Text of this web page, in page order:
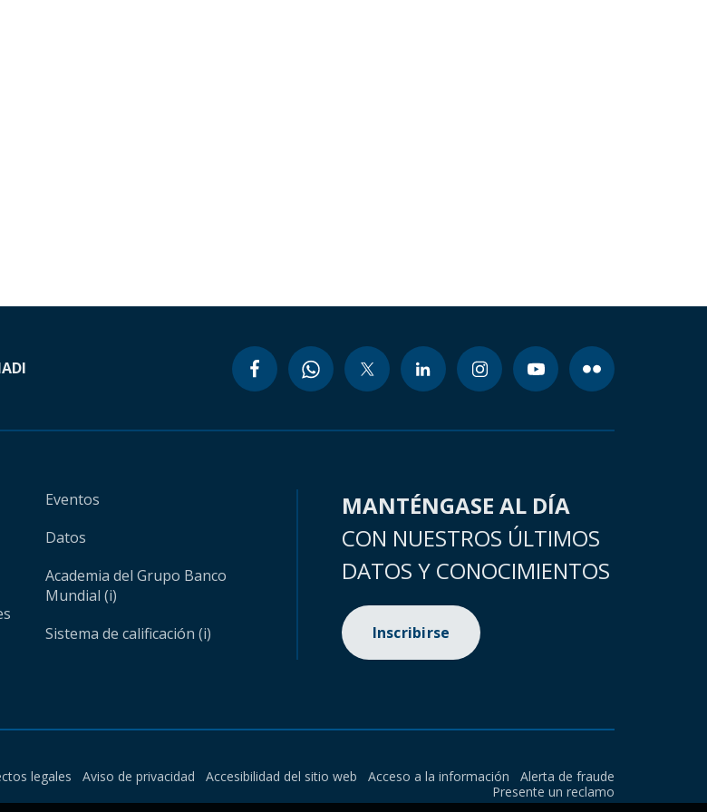
Eventos
Datos
Academia del Grupo Banco
Mundial (i)
Sistema de calificación (i)
MANTÉNGASE AL DÍA
CON NUESTROS ÚLTIMOS
DATOS Y CONOCIMIENTOS
Inscribirse
legales Aviso de privacidad Accesibilidad del sitio web Acceso a la información
Alerta de fraude
Presente un reclamo